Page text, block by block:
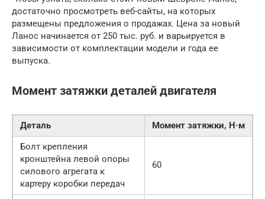
достаточно просмотреть веб-сайты, на которых
размещены предложения о продажах. Цена за новый
Ланос начинается от 250 тыс. руб. и варьируется в
зависимости от комплектации модели и года ее
выпуска.
Момент затяжки деталей двигателя
Деталь
Момент затяжки, Н·м
Болт крепления
кронштейна левой опоры
силового агрегата к
картеру коробки передач
60